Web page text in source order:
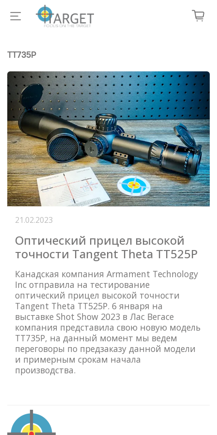
TT735P
Оптический прицел высокой
точности Tangent Theta TT525P
Канадская компания Armament Technology
Inc отправила на тестирование
оптический прицел высокой точности
Tangent Theta TT525P. 6 января на
выставке Shot Show 2023 в Лас Вегасе
компания представила свою новую модель
TT735P, на данный момент мы ведем
переговоры по предзаказу данной модели
и примерным срокам начала
производства.
21.02.2023